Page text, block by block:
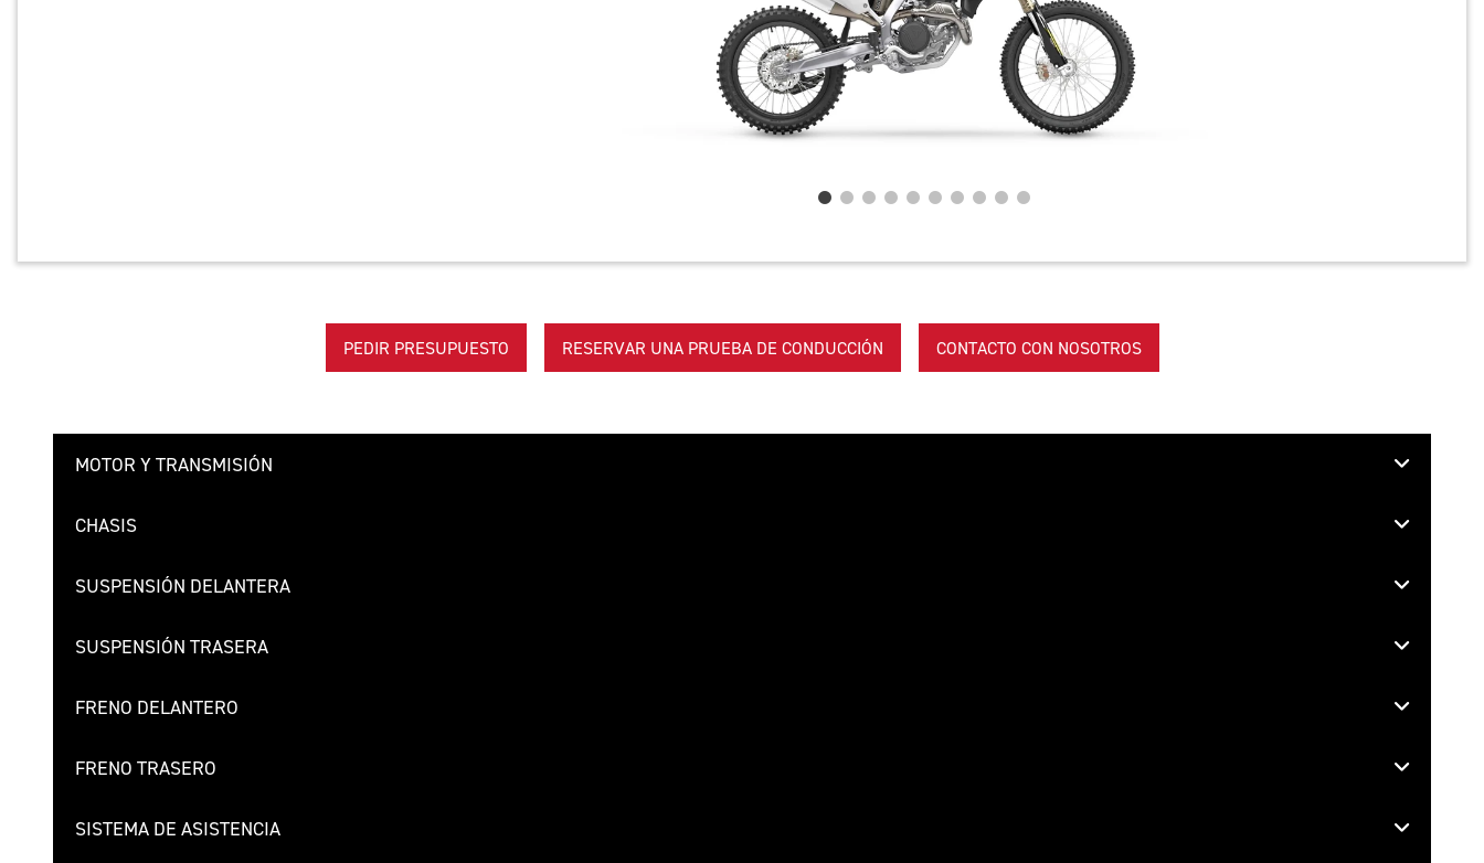
PEDIR PRESUPUESTO RESERVAR UNA PRUEBA DE CONDUCCIÓN CONTACTO CON NOSOTROS
MOTOR Y TRANSMISIÓN
CHASIS
SUSPENSIÓN DELANTERA
SUSPENSIÓN TRASERA
FRENO DELANTERO
FRENO TRASERO
SISTEMA DE ASISTENCIA